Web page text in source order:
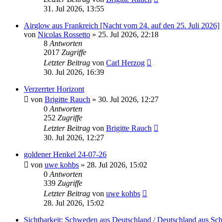
31. Jul 2026, 13:55
Airglow aus Frankreich [Nacht vom 24. auf den 25. Juli 2026]
von Nicolas Rossetto » 25. Jul 2026, 22:18
8 Antworten
2017 Zugriffe
Letzter Beitrag von Carl Herzog
30. Jul 2026, 16:39
Verzerrter Horizont
von Brigitte Rauch » 30. Jul 2026, 12:27
0 Antworten
252 Zugriffe
Letzter Beitrag von Brigitte Rauch
30. Jul 2026, 12:27
goldener Henkel 24-07-26
von uwe kohbs » 28. Jul 2026, 15:02
0 Antworten
339 Zugriffe
Letzter Beitrag von uwe kohbs
28. Jul 2026, 15:02
Sichtbarkeit: Schweden aus Deutschland / Deutschland aus